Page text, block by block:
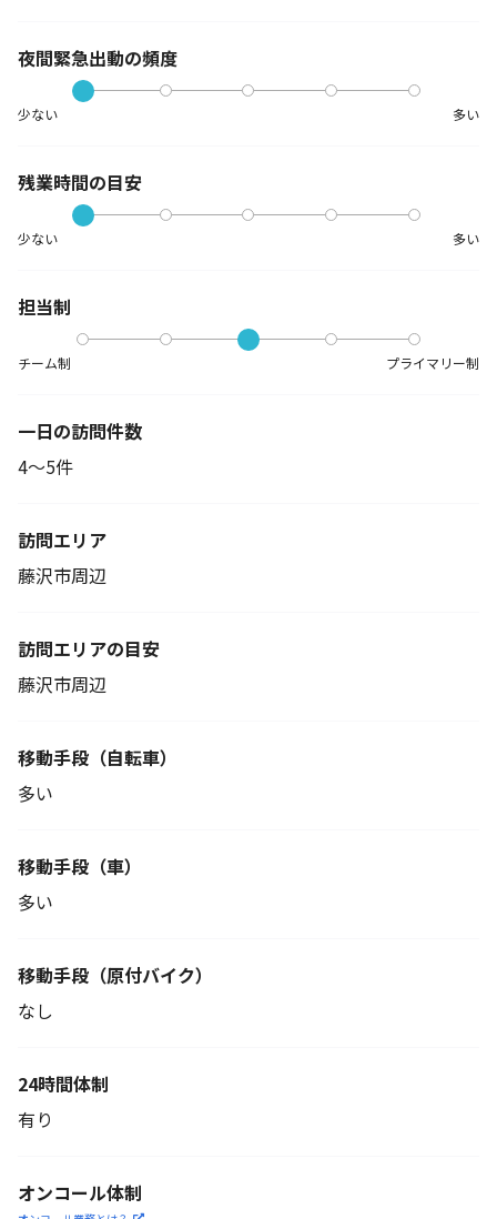
夜間緊急出動の頻度
少ない 多い
残業時間の目安
少ない 多い
担当制
チーム制 プライマリー制
一日の訪問件数
4～5件
訪問エリア
藤沢市周辺
訪問エリアの目安
藤沢市周辺
移動手段 （自転車）
多い
移動手段（車）
多い
移動手段 （原付バイク）
なし
24時間体制
有り
オンコール体制